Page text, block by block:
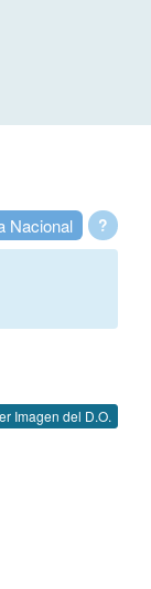
?
Nacional
Imagen del D.O.